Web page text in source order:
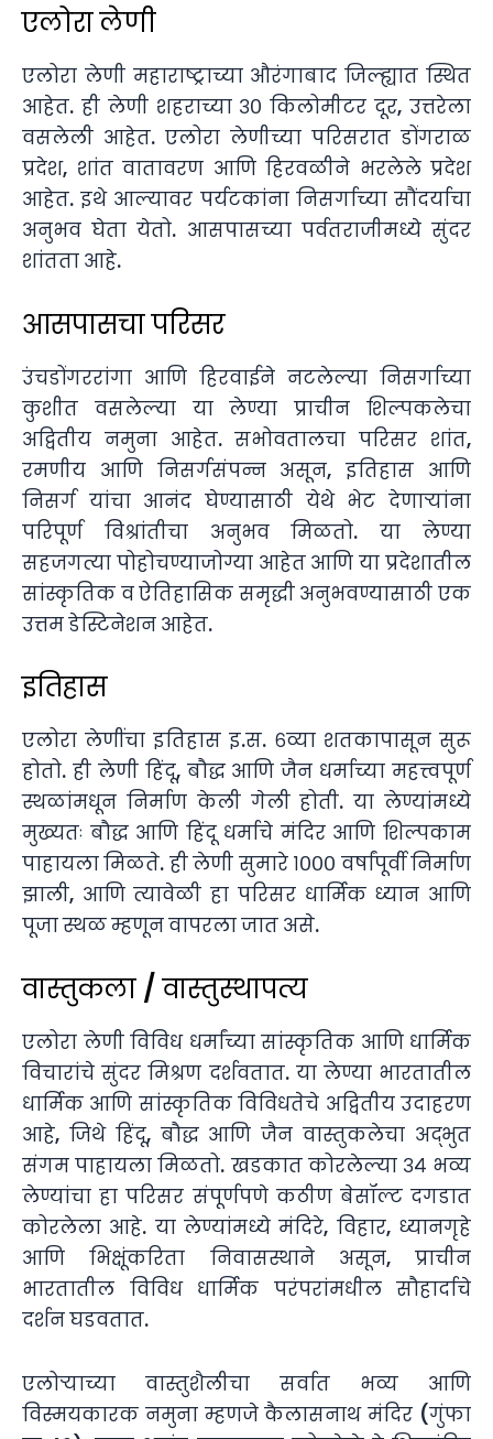
एलोरा लेणी
एलोरा लेणी महाराष्ट्राच्या औरंगाबाद जिल्ह्यात स्थित
आहेत. ही लेणी शहराच्या ३० किलोमीटर दूर, उत्तरेला
वसलेली आहेत. एलोरा लेणीच्या परिसरात डोंगराळ
प्रदेश, शांत वातावरण आणि हिरवळीने भरलेले प्रदेश
आहेत. इथे आल्यावर पर्यटकांना निसर्गाच्या सौंदर्याचा
अनुभव घेता येतो. आसपासच्या पर्वतराजीमध्ये सुंदर
शांतता आहे.
आसपासचा परिसर
उंचडोंगररांगा आणि हिरवाईने नटलेल्या निसर्गाच्या
कुशीत वसलेल्या या लेण्या प्राचीन शिल्पकलेचा
अद्वितीय नमुना आहेत. सभोवतालचा परिसर शांत,
रमणीय आणि निसर्गसंपन्न असून, इतिहास आणि
निसर्ग यांचा आनंद घेण्यासाठी येथे भेट देणाऱ्यांना
परिपूर्ण विश्रांतीचा अनुभव मिळतो. या लेण्या
सहजगत्या पोहोचण्याजोग्या आहेत आणि या प्रदेशातील
सांस्कृतिक व ऐतिहासिक समृद्धी अनुभवण्यासाठी एक
उत्तम डेस्टिनेशन आहेत.
इतिहास
एलोरा लेणींचा इतिहास इ.स. ६व्या शतकापासून सुरू
होतो. ही लेणी हिंदू, बौद्ध आणि जैन धर्माच्या महत्त्वपूर्ण
स्थळांमधून निर्माण केली गेली होती. या लेण्यांमध्ये
मुख्यतः बौद्ध आणि हिंदू धर्माचे मंदिर आणि शिल्पकाम
पाहायला मिळते. ही लेणी सुमारे १००० वर्षांपूर्वी निर्माण
झाली, आणि त्यावेळी हा परिसर धार्मिक ध्यान आणि
पूजा स्थळ म्हणून वापरला जात असे.
वास्तुकला / वास्तुस्थापत्य
एलोरा लेणी विविध धर्मांच्या सांस्कृतिक आणि धार्मिक
विचारांचे सुंदर मिश्रण दर्शवतात. या लेण्या भारतातील
धार्मिक आणि सांस्कृतिक विविधतेचे अद्वितीय उदाहरण
आहे, जिथे हिंदू, बौद्ध आणि जैन वास्तुकलेचा अद्भुत
संगम पाहायला मिळतो. खडकात कोरलेल्या ३४ भव्य
लेण्यांचा हा परिसर संपूर्णपणे कठीण बेसॉल्ट दगडात
कोरलेला आहे. या लेण्यांमध्ये मंदिरे, विहार, ध्यानगृहे
आणि भिक्षूंकरिता निवासस्थाने असून, प्राचीन
भारतातील विविध धार्मिक परंपरांमधील सौहार्दाचे
दर्शन घडवतात.
एलोऱ्याच्या वास्तुशैलीचा सर्वात भव्य आणि
विस्मयकारक नमुना म्हणजे कैलासनाथ मंदिर (गुंफा